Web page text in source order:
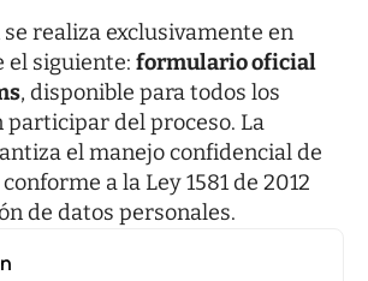
realiza exclusivamente en
el siguiente: formulario oficial
, disponible para todos los
participar del proceso. La
el manejo confidencial de
a la Ley 1581 de 2012
de datos personales.